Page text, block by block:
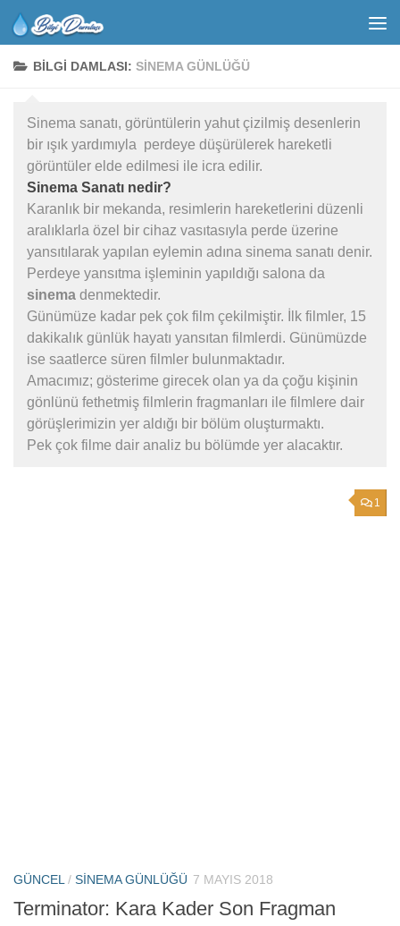
BILGI DAMLASI: SINEMA GÜNLÜĞÜ
Sinema sanatı, görüntülerin yahut çizilmiş desenlerin
bir ışık yardımıyla perdeye düşürülerek hareketli
görüntüler elde edilmesi ile icra edilir.
Sinema Sanatı nedir?
Karanlık bir mekanda, resimlerin hareketlerini düzenli
aralıklarla özel bir cihaz vasıtasıyla perde üzerine
yansıtılarak yapılan eylemin adına sinema sanatı denir.
Perdeye yansıtma işleminin yapıldığı salona da
sinema denmektedir.
Günümüze kadar pek çok film çekilmiştir. İlk filmler, 15
dakikalık günlük hayatı yansıtan filmlerdi. Günümüzde
ise saatlerce süren filmler bulunmaktadır.
Amacımız; gösterime girecek olan ya da çoğu kişinin
gönlünü fethetmiş filmlerin fragmanları ile filmlere dair
görüşlerimizin yer aldığı bir bölüm oluşturmaktı.
Pek çok filme dair analiz bu bölümde yer alacaktır.
1
GÜNCEL / SINEMA GÜNLÜĞÜ 7 MAYIS 2018
Terminator: Kara Kader Son Fragman